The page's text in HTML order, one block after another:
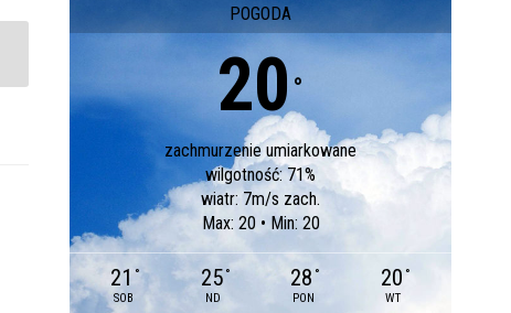
POGODA
20 °
zachmurzenie umiarkowane
wilgotność: 71%
wiatr: 7m/s zach.
Max: 20 • Min: 20
21 °
SOB
25 °
ND
28 °
PON
20 °
WT